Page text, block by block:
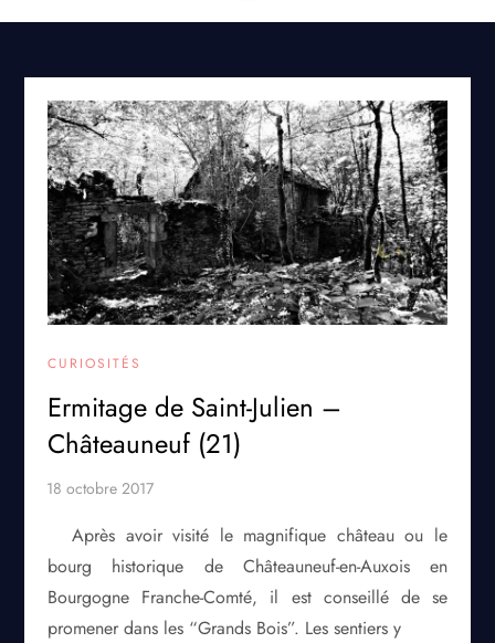
CURIOSITÉS
Ermitage de Saint-Julien –
Châteauneuf (21)
Après avoir visité le magnifique château ou le
bourg historique de Châteauneuf-en-Auxois en
Bourgogne Franche-Comté, il est conseillé de se
promener dans les “Grands Bois”. Les sentiers y